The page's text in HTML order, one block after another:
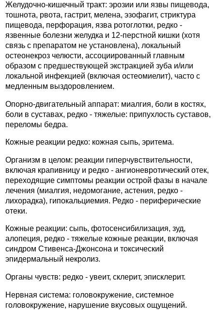
Желудочно-кишечный тракт: эрозии или язвы пищевода,
тошнота, рвота, гастрит, мелена, эзофагит, стриктура
пищевода, перфорация, язва ротоглотки, редко -
язвенные болезни желудка и 12-перстной кишки (хотя
связь с препаратом не установлена), локальный
остеонекроз челюсти, ассоциированный главным
образом с предшествующей экстракцией зуба и/или
локальной инфекцией (включая остеомиелит), часто с
медленным выздоровлением.
Опорно-двигательный аппарат: миалгия, боли в костях,
боли в суставах, редко - тяжелые: припухлость суставов,
переломы бедра.
Кожные реакции редко: кожная сыпь, эритема.
Организм в целом: реакции гиперчувствительности,
включая крапивницу и редко - ангионевротический отек,
переходящие симптомы реакции острой фазы в начале
лечения (миалгия, недомогание, астения, редко -
лихорадка), гипокальциемия. Редко - периферические
отеки.
Кожные реакции: сыпь, фотосенсибилизация, зуд,
алопеция, редко - тяжелые кожные реакции, включая
синдром Стивенса-Джонсона и токсический
эпидермальный некролиз.
Органы чувств: редко - увеит, склерит, эписклерит.
Нервная система: головокружение, системное
головокружение, нарушение вкусовых ощущений.